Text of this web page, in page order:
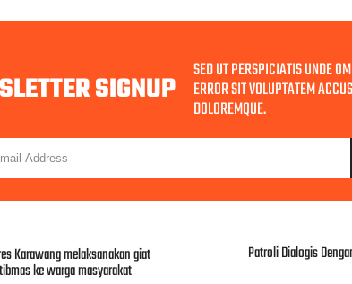
SIGNUP SED UT PERSPICIATIS UNDE
ERROR SIT VOLUPTATEM
DOLOREMQUE.
Karawang melaksanakan giat
ke warga masyarakat
Patroli Dialogis